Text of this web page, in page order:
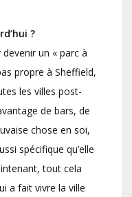
?
devenir un « parc à
propre à Sheffield,
les villes post-
de bars, de
chose en soi,
spécifique qu’elle
tout cela
a fait vivre la ville